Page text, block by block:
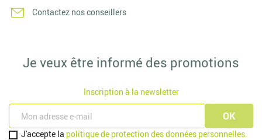
Contactez nos conseillers
Je veux être informé des promotions
Inscription à la newsletter
J'accepte la politique de protection des données personnelles.